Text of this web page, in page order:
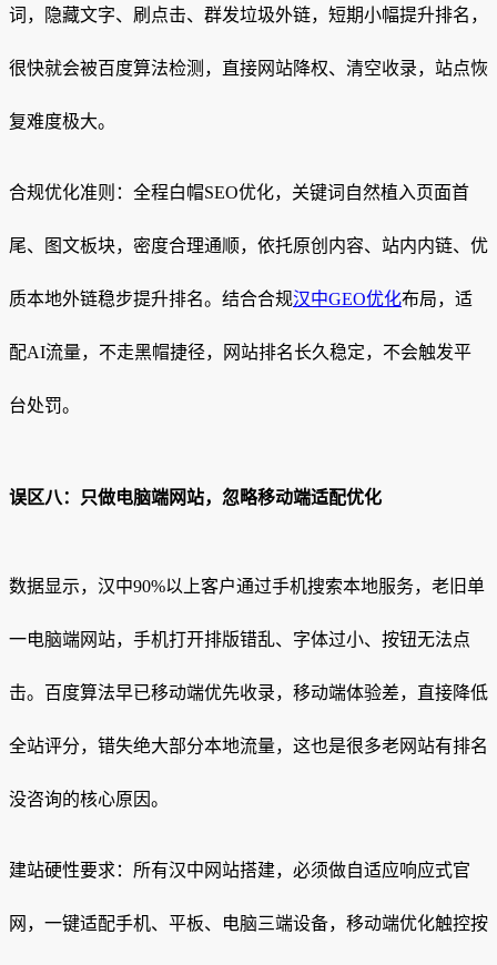
词，隐藏文字、刷点击、群发垃圾外链，短期小幅提升排名，
很快就会被百度算法检测，直接网站降权、清空收录，站点恢
复难度极大。
合规优化准则：全程白帽SEO优化，关键词自然植入页面首
尾、图文板块，密度合理通顺，依托原创内容、站内内链、优
质本地外链稳步提升排名。结合合规汉中GEO优化布局，适
配AI流量，不走黑帽捷径，网站排名长久稳定，不会触发平
台处罚。
误区八：只做电脑端网站，忽略移动端适配优化
数据显示，汉中90%以上客户通过手机搜索本地服务，老旧单
一电脑端网站，手机打开排版错乱、字体过小、按钮无法点
击。百度算法早已移动端优先收录，移动端体验差，直接降低
全站评分，错失绝大部分本地流量，这也是很多老网站有排名
没咨询的核心原因。
建站硬性要求：所有汉中网站搭建，必须做自适应响应式官
网，一键适配手机、平板、电脑三端设备，移动端优化触控按